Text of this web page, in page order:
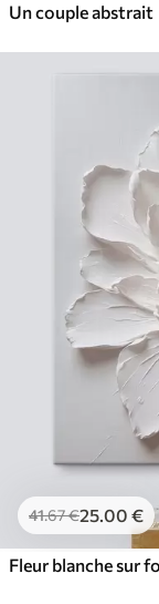
Un couple abstrait
41.67€25.00 €
Fleur blanche sur